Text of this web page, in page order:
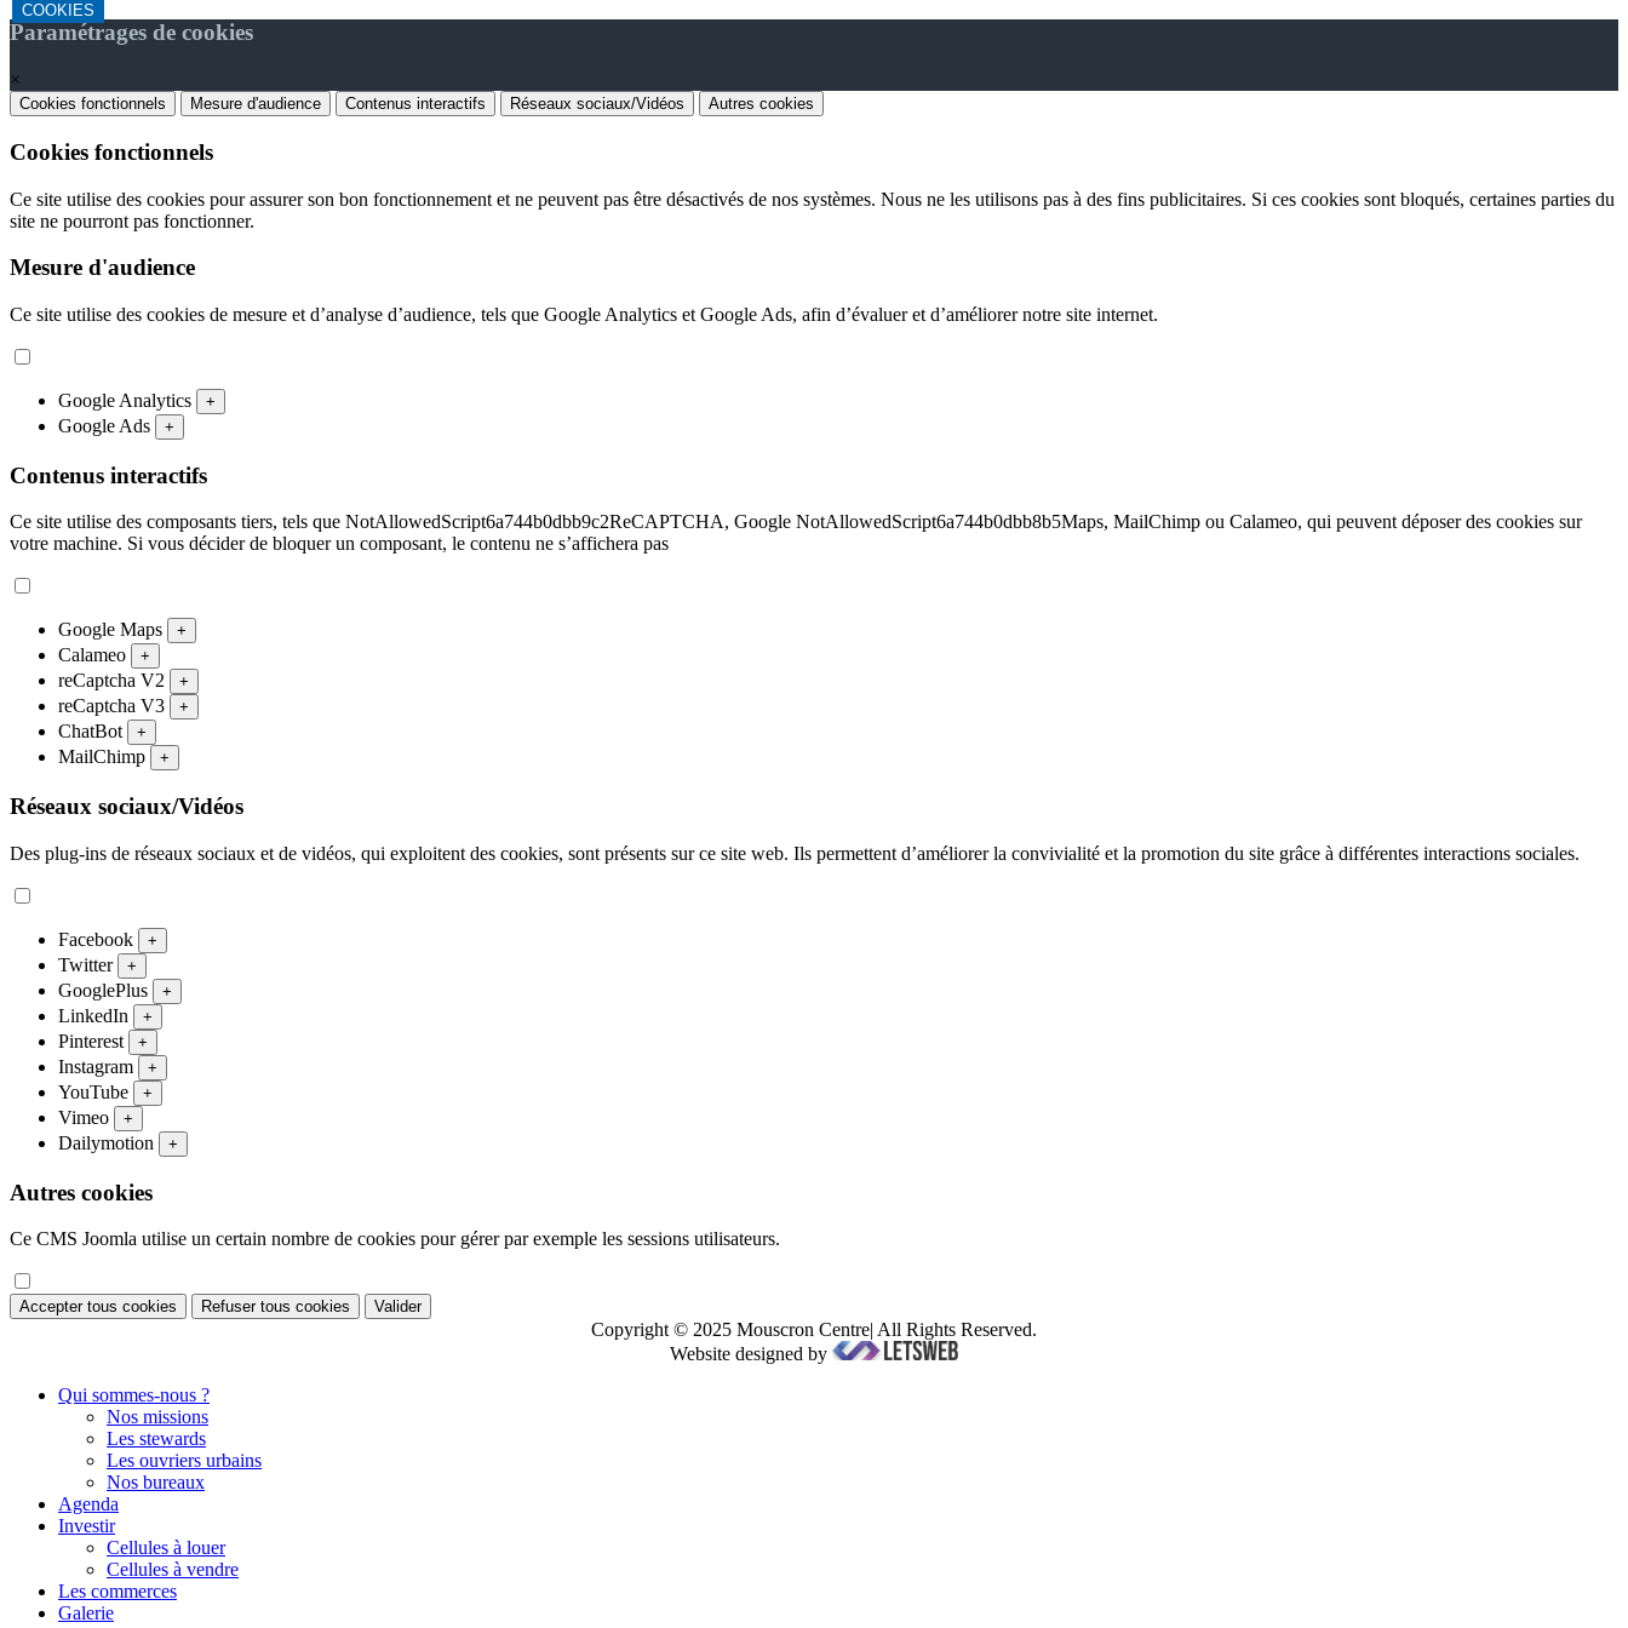
COOKIES
Paramétrages de cookies
×
Cookies fonctionnels Mesure d'audience Contenus interactifs Réseaux sociaux/Vidéos Autres cookies
Cookies fonctionnels
Ce site utilise des cookies pour assurer son bon fonctionnement et ne peuvent pas être désactivés de nos systèmes. Nous ne les utilisons pas à des fins publicitaires. Si ces cookies sont bloqués, certaines parties du
site ne pourront pas fonctionner.
Mesure d'audience
Ce site utilise des cookies de mesure et d’analyse d’audience, tels que Google Analytics et Google Ads, afin d’évaluer et d’améliorer notre site internet.
Google Analytics +
Google Ads +
Contenus interactifs
Ce site utilise des composants tiers, tels que NotAllowedScript6a744b0dbb9c2ReCAPTCHA, Google NotAllowedScript6a744b0dbb8b5Maps, MailChimp ou Calameo, qui peuvent déposer des cookies sur
votre machine. Si vous décider de bloquer un composant, le contenu ne s’affichera pas
Google Maps +
Calameo +
reCaptcha V2 +
reCaptcha V3 +
ChatBot +
MailChimp +
Réseaux sociaux/Vidéos
Des plug-ins de réseaux sociaux et de vidéos, qui exploitent des cookies, sont présents sur ce site web. Ils permettent d’améliorer la convivialité et la promotion du site grâce à différentes interactions sociales.
Facebook +
Twitter +
GooglePlus +
LinkedIn +
Pinterest +
Instagram +
YouTube +
Vimeo +
Dailymotion +
Autres cookies
Ce CMS Joomla utilise un certain nombre de cookies pour gérer par exemple les sessions utilisateurs.
Accepter tous cookies Refuser tous cookies Valider
Copyright © 2025 Mouscron Centre| All Rights Reserved.
Website designed by
Qui sommes-nous ?
Nos missions
Les stewards
Les ouvriers urbains
Nos bureaux
Agenda
Investir
Cellules à louer
Cellules à vendre
Les commerces
Galerie